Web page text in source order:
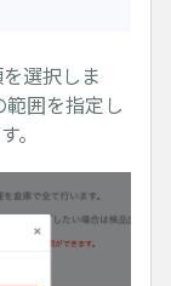
選択しま
囲を指定し
。